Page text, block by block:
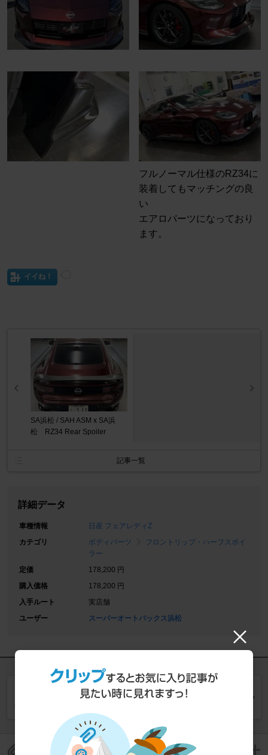
フルノーマル仕様のRZ34に
装着してもマッチングの良
い
エアロパーツになっており
ます。
イイね！
SA浜松 / SAH ASM x SA浜
松 RZ34 Rear Spoiler
記事一覧
詳細データ
車種情報
日産 フェアレディZ
カテゴリ
ボディパーツ
フロントリップ・ハーフスポイ
ラー
定価
178,200 円
購入価格
178,200 円
入手ルート
実店舗
ユーザー
スーパーオートバックス浜松
同じカテゴリー (フロントリップ・ハーフスポイラー
このパーツレビューをクリップして保存